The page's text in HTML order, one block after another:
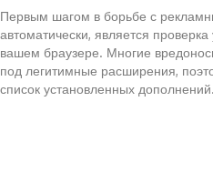
Первым шагом в борьбе с
автоматически, является
вашем браузере. Многие
под легитимные расширения,
список установленных дополнений.